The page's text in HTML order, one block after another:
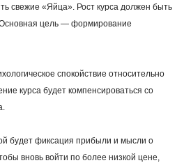
свежие «Яйца». Рост курса должен быть
цель — формирование
спокойствие относительно
курса будет компенсироваться со
будет фиксация прибыли и мысли о
вновь войти по более низкой цене,